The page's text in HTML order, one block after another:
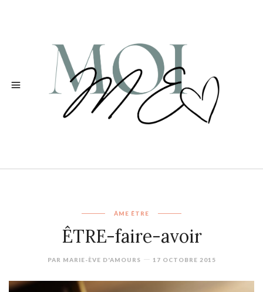
ÂME ÊTRE
ÊTRE-faire-avoir
PAR MARIE-ÈVE D'AMOURS 17 OCTOBRE 2015